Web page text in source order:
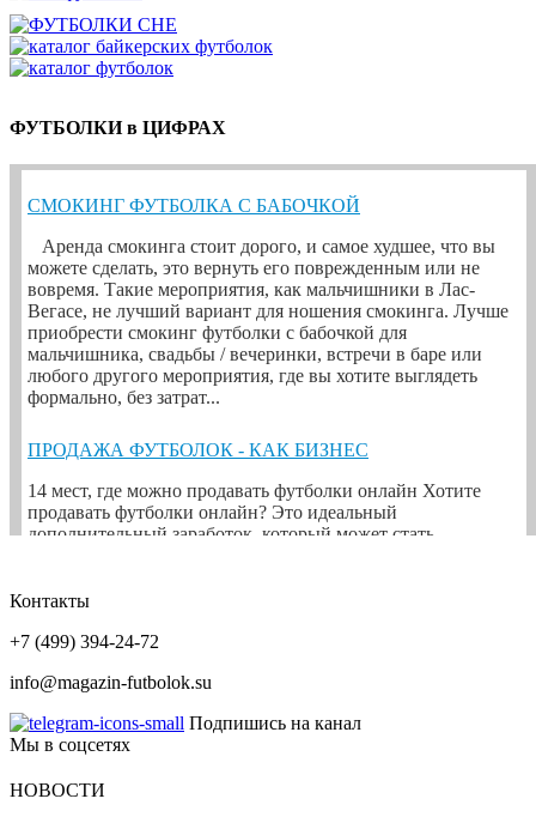
ФУТБОЛКИ в ЦИФРАХ
СМОКИНГ ФУТБОЛКА С БАБОЧКОЙ
Аренда смокинга стоит дорого, и самое худшее, что вы
можете сделать, это вернуть его поврежденным или не
вовремя. Такие мероприятия, как мальчишники в Лас-
Вегасе, не лучший вариант для ношения смокинга. Лучше
приобрести смокинг футболки с бабочкой для
мальчишника, свадьбы / вечеринки, встречи в баре или
любого другого мероприятия, где вы хотите выглядеть
формально, без затрат...
ПРОДАЖА ФУТБОЛОК - КАК БИЗНЕС
14 мест, где можно продавать футболки онлайн Хотите
продавать футболки онлайн? Это идеальный
дополнительный заработок, который может стать
существуют такие партнеры, как Printful, которые
денег...
УПАКОВКА ФУТБОЛОК
Крутой и креативный дизайн упаковки футболки Вы
когда-нибудь задумывались о том, какое влияние
футболок?Теперь нам, как никогда, нужно подумать над
Контакты
+7 (499) 394-24-72
info@magazin-futbolok.su
Подпишись на канал
Мы в соцсетях
НОВОСТИ